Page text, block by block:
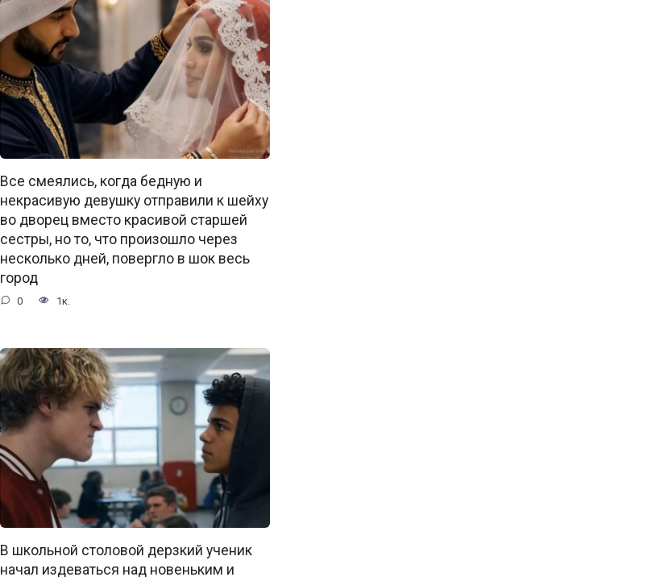
Все смеялись, когда бедную и
некрасивую девушку отправили к шейху
во дворец вместо красивой старшей
сестры, но то, что произошло через
несколько дней, повергло в шок весь
город
0 1к.
В школьной столовой дерзкий ученик
начал издеваться над новеньким и